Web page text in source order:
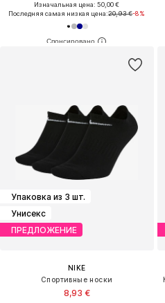
Изначальная цена: 50,00 €
Последняя самая низкая цена:20,93 €-8%
Упаковка из 3 шт.
Унисекс
ПРЕДЛОЖЕНИЕ
NIKE
Спортивные носки
8,93 €